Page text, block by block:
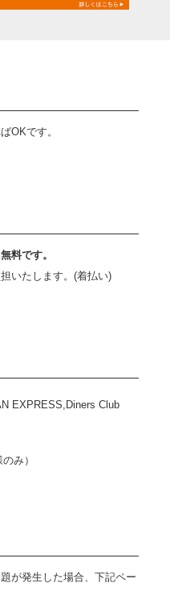
OKです。
料です。
いたします。(着払い)
EXPRESS,Diners Club
み）
が発生した場合、下記ペー